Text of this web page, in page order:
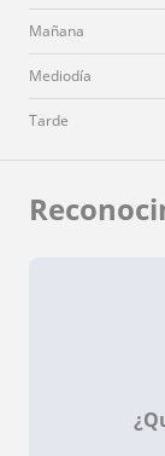
Mañana
Mediodía
Tarde